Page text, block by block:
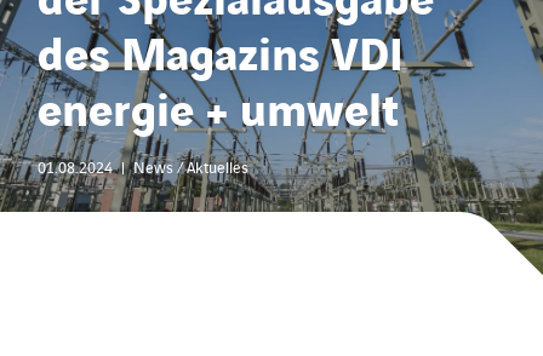
News
Standorte
Karriere
des Magazins VDI
energie + umwelt
01.08.2024 News / Aktuelles